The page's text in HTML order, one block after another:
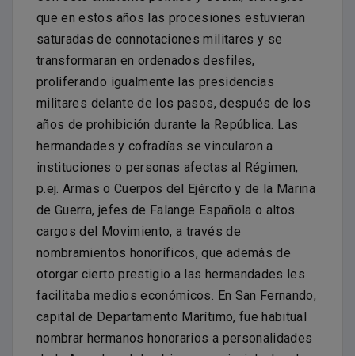
que en estos años las procesiones estuvieran
saturadas de connotaciones militares y se
transformaran en ordenados desfiles,
proliferando igualmente las presidencias
militares delante de los pasos, después de los
años de prohibición durante la República. Las
hermandades y cofradías se vincularon a
instituciones o personas afectas al Régimen,
p.ej. Armas o Cuerpos del Ejército y de la Marina
de Guerra, jefes de Falange Española o altos
cargos del Movimiento, a través de
nombramientos honoríficos, que además de
otorgar cierto prestigio a las hermandades les
facilitaba medios económicos. En San Fernando,
capital de Departamento Marítimo, fue habitual
nombrar hermanos honorarios a personalidades